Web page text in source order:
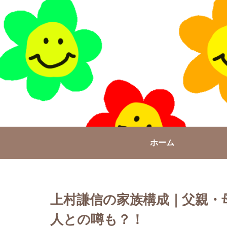
ホーム
上村謙信の家族構成｜父親
人との噂も？！